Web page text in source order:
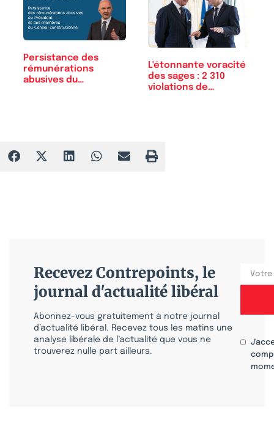
Persistance des
rémunérations
abusives du
L'étonnante voracité
des sages : 2 310
violations de…
Recevez Contrepoints, le
journal d'actualité libéral
Abonnez-vous gratuitement à notre journal
d’actualité libéral. Recevez tous les matins une
analyse libérale de l’actualité que vous ne
trouverez nulle part ailleurs.